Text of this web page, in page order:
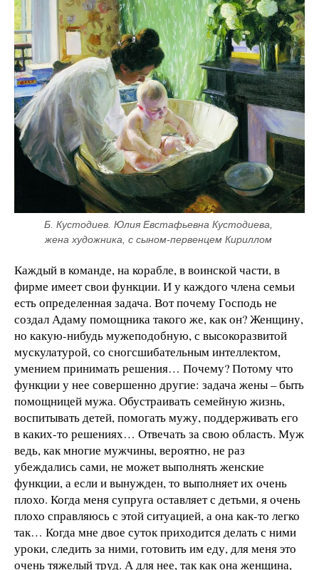
Б. Кустодиев. Юлия Евстафьевна Кустодиева,
жена художника, с сыном-первенцем Кириллом
Каждый в команде, на корабле, в воинской части, в
фирме имеет свои функции. И у каждого члена семьи
есть определенная задача. Вот почему Господь не
создал Адаму помощника такого же, как он? Женщину,
но какую-нибудь мужеподобную, с высокоразвитой
мускулатурой, со сногсшибательным интеллектом,
умением принимать решения… Почему? Потому что
функции у нее совершенно другие: задача жены – быть
помощницей мужа. Обустраивать семейную жизнь,
воспитывать детей, помогать мужу, поддерживать его
в каких-то решениях… Отвечать за свою область. Муж
ведь, как многие мужчины, вероятно, не раз
убеждались сами, не может выполнять женские
функции, а если и вынужден, то выполняет их очень
плохо. Когда меня супруга оставляет с детьми, я очень
плохо справляюсь с этой ситуацией, а она как-то легко
так… Когда мне двое суток приходится делать с ними
уроки, следить за ними, готовить им еду, для меня это
очень тяжелый труд. А для нее, так как она женщина,